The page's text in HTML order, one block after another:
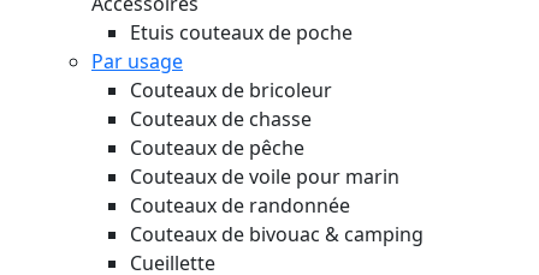
Etuis couteaux de poche
Par usage
Couteaux de bricoleur
Couteaux de chasse
Couteaux de pêche
Couteaux de voile pour marin
Couteaux de randonnée
Couteaux de bivouac & camping
Cueillette